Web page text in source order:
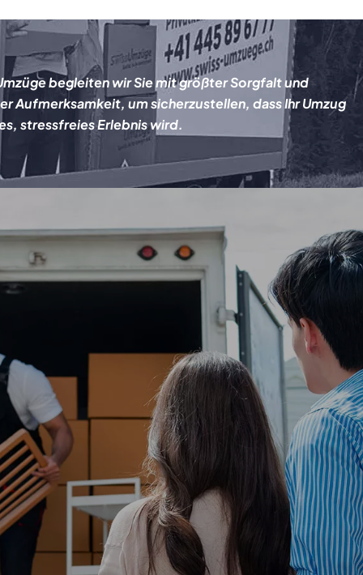
begleiten wir Sie mit größter Sorgfalt und
Aufmerksamkeit, um sicherzustellen, dass Ihr Umzug
stressfreies Erlebnis wird.